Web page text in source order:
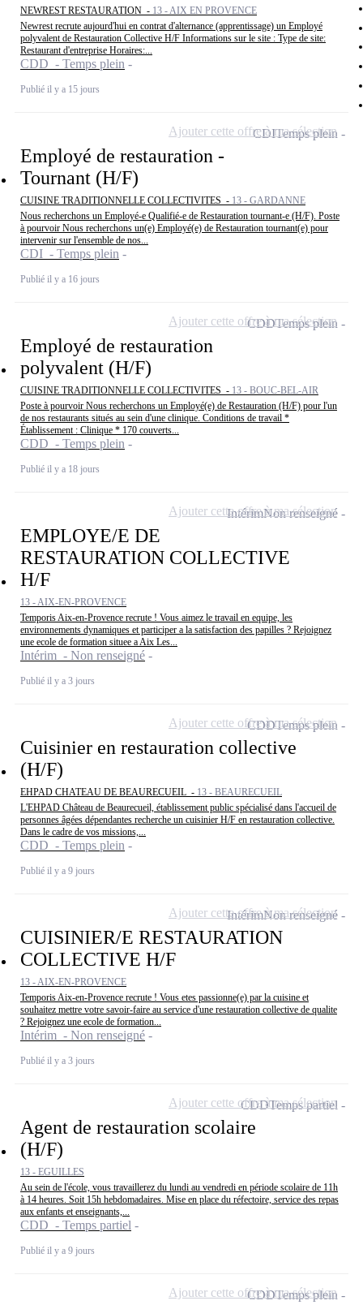
NEWREST RESTAURATION - 13 - AIX EN PROVENCE
Newrest recrute aujourd'hui en contrat d'alternance (apprentissage) un Employé
polyvalent de Restauration Collective H/F Informations sur le site : Type de site:
Restaurant d'entreprise Horaires:...
CDD - Temps plein
Publié il y a 15 jours
Employé de restauration -
Tournant (H/F)
CUISINE TRADITIONNELLE COLLECTIVITES - 13 - GARDANNE
Nous recherchons un Employé-e Qualifié-e de Restauration tournant-e (H/F). Poste
à pourvoir Nous recherchons un(e) Employé(e) de Restauration tournant(e) pour
intervenir sur l'ensemble de nos...
CDI - Temps plein
Publié il y a 16 jours
CDITemps plein
Ajouter cette offre à ma sélection
Employé de restauration
polyvalent (H/F)
CUISINE TRADITIONNELLE COLLECTIVITES - 13 - BOUC-BEL-AIR
Poste à pourvoir Nous recherchons un Employé(e) de Restauration (H/F) pour l'un
de nos restaurants situés au sein d'une clinique. Conditions de travail *
Établissement : Clinique * 170 couverts...
CDD - Temps plein
Publié il y a 18 jours
CDDTemps plein
Ajouter cette offre à ma sélection
EMPLOYE/E DE
RESTAURATION COLLECTIVE
H/F
13 - AIX-EN-PROVENCE
Temporis Aix-en-Provence recrute ! Vous aimez le travail en equipe, les
environnements dynamiques et participer a la satisfaction des papilles ? Rejoignez
une ecole de formation situee a Aix Les...
Intérim - Non renseigné
Publié il y a 3 jours
IntérimNon renseigné
Ajouter cette offre à ma sélection
Cuisinier en restauration collective
(H/F)
EHPAD CHATEAU DE BEAURECUEIL - 13 - BEAURECUEIL
L'EHPAD Château de Beaurecueil, établissement public spécialisé dans l'accueil de
personnes âgées dépendantes recherche un cuisinier H/F en restauration collective.
Dans le cadre de vos missions,...
CDD - Temps plein
Publié il y a 9 jours
CDDTemps plein
Ajouter cette offre à ma sélection
CUISINIER/E RESTAURATION
COLLECTIVE H/F
13 - AIX-EN-PROVENCE
Temporis Aix-en-Provence recrute ! Vous etes passionne(e) par la cuisine et
souhaitez mettre votre savoir-faire au service d'une restauration collective de qualite
? Rejoignez une ecole de formation...
Intérim - Non renseigné
Publié il y a 3 jours
IntérimNon renseigné
Ajouter cette offre à ma sélection
Agent de restauration scolaire
(H/F)
13 - EGUILLES
Au sein de l'école, vous travaillerez du lundi au vendredi en période scolaire de 11h
à 14 heures. Soit 15h hebdomadaires. Mise en place du réfectoire, service des repas
aux enfants et enseignants,...
CDD - Temps partiel
Publié il y a 9 jours
CDDTemps partiel
Ajouter cette offre à ma sélection
CDDTemps plein
Ajouter cette offre à ma sélection